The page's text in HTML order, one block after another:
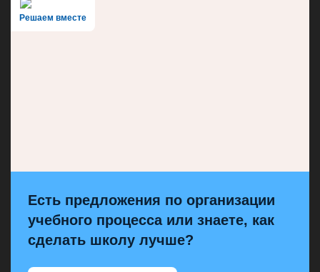
Решаем вместе
Есть предложения по организации
учебного процесса или знаете, как
сделать школу лучше?